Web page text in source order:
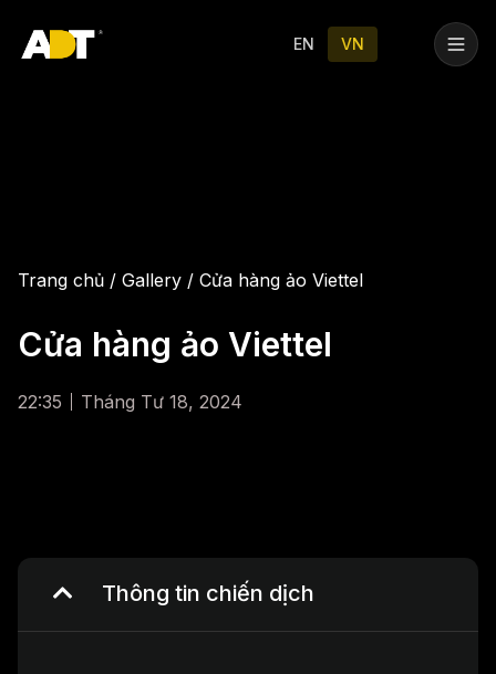
VN
EN
Trang chủ / Gallery / Cửa hàng ảo Viettel
Cửa hàng ảo Viettel
22:35 Tháng Tư 18, 2024
Thông tin chiến dịch